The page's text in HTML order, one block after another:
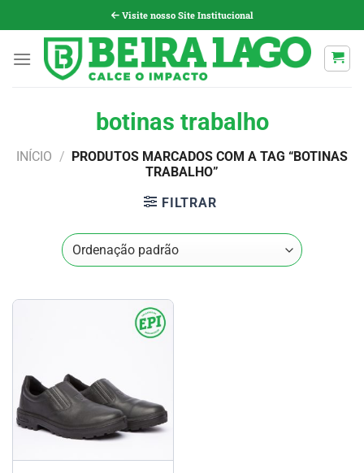
para
conteúdo
Visite nosso Site Institucional
botinas trabalho
INÍCIO /
PRODUTOS MARCADOS COM A TAG “BOTINAS
TRABALHO”
FILTRAR